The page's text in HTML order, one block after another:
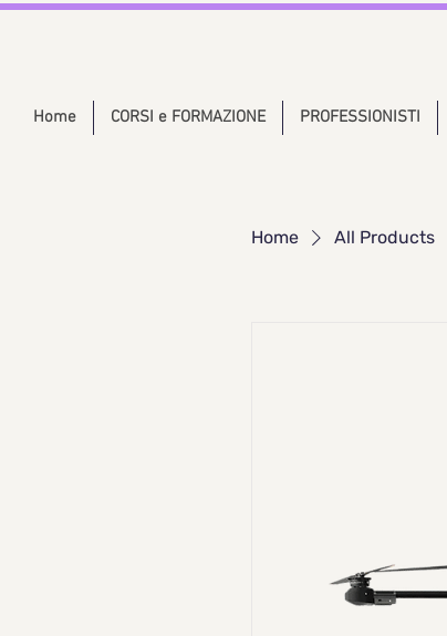
Home CORSI e FORMAZIONE PROFESSIONISTI
Home All Products